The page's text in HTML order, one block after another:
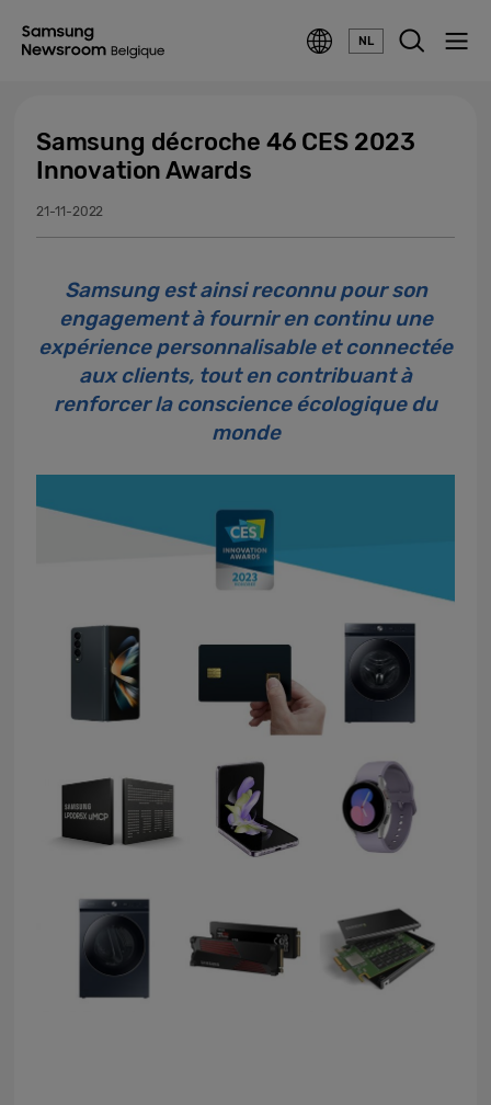
NL
Samsung décroche 46 CES 2023
Innovation Awards
21-11-2022
Samsung est ainsi reconnu pour son
engagement à fournir en continu une
expérience personnalisable et connectée
aux clients, tout en contribuant à
renforcer la conscience écologique du
monde